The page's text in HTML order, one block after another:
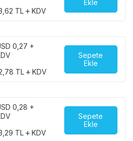
TL KDV
Ekle
0,27 +
TL KDV
Sepete
Ekle
0,28 +
TL KDV
Sepete
Ekle